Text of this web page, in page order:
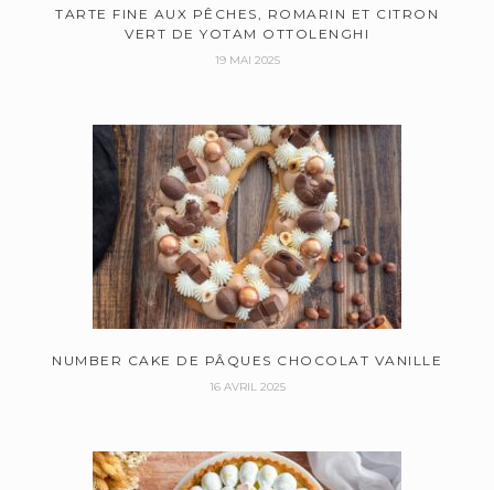
TARTE FINE AUX PÊCHES, ROMARIN ET CITRON
VERT DE YOTAM OTTOLENGHI
19 MAI 2025
NUMBER CAKE DE PÂQUES CHOCOLAT VANILLE
16 AVRIL 2025